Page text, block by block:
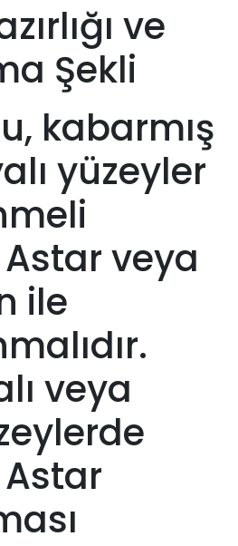
ve
Şekli
kabarmış
yüzeyler
veya
ile
veya